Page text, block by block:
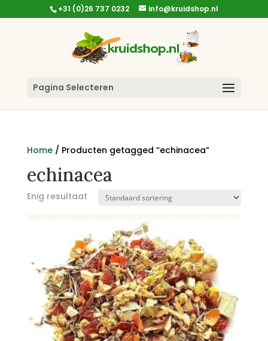
+31 (0)26 737 0232 info@kruidshop.nl
Pagina Selecteren
Home/ Producten getagged “echinacea”
echinacea
Enig resultaat